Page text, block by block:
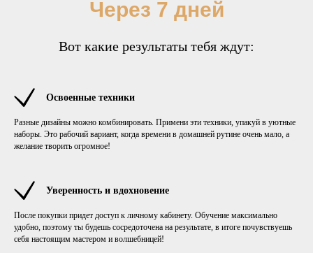
Через 7 дней
Вот какие результаты тебя ждут:
Освоенные техники
Разные дизайны можно комбинировать. Примени эти техники, упакуй в уютные
наборы. Это рабочий вариант, когда времени в домашней рутине очень мало, а
желание творить огромное!
Уверенность и вдохновение
После покупки придет доступ к личному кабинету. Обучение максимально
удобно, поэтому ты будешь сосредоточена на результате, в итоге почувствуешь
себя настоящим мастером и волшебницей!